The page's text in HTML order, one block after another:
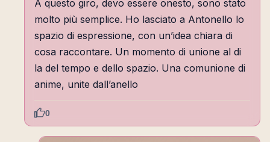
A questo giro, devo essere onesto, sono stato
molto più semplice. Ho lasciato a Antonello lo
spazio di espressione, con un’idea chiara di
cosa raccontare. Un momento di unione al di
la del tempo e dello spazio. Una comunione di
anime, unite dall’anello
0